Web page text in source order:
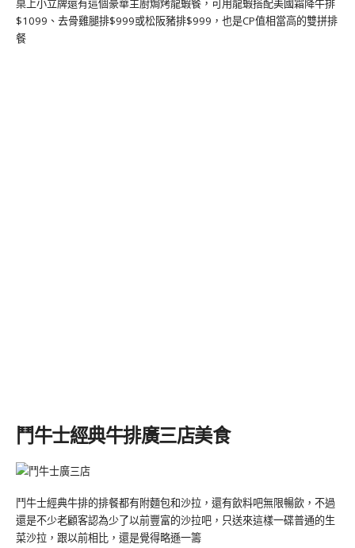
桌上小立牌還有這個豪華主廚焗烤龍蝦餐，可用龍蝦搭配美國霜降牛排
$1099、去骨雞腿排$999或松阪豬排$999，也是CP值相當高的雙拼排
餐
鬥牛士經典牛排廣三店美食
鬥牛士經典牛排的排餐都有附麵包和沙拉，還有飲料吧無限暢飲，不過
還是不少老顧客認為少了以前豐富的沙拉吧，只送來這樣一碟普通的生
菜沙拉，跟以前相比，還是覺得略遜一籌